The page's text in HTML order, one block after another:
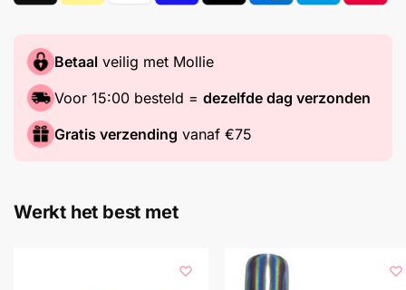
Betaal veilig met Mollie
Voor 15:00 besteld = dezelfde dag verzonden
Gratis verzending vanaf €75
Werkt het best met